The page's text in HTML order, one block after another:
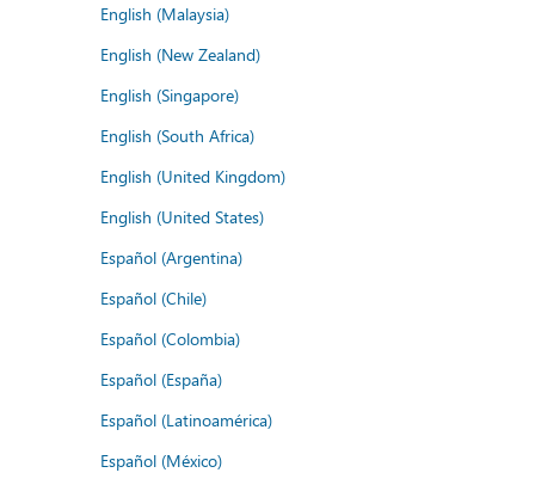
English (Malaysia)
English (New Zealand)
English (Singapore)
English (South Africa)
English (United Kingdom)
English (United States)
Español (Argentina)
Español (Chile)
Español (Colombia)
Español (España)
Español (Latinoamérica)
Español (México)